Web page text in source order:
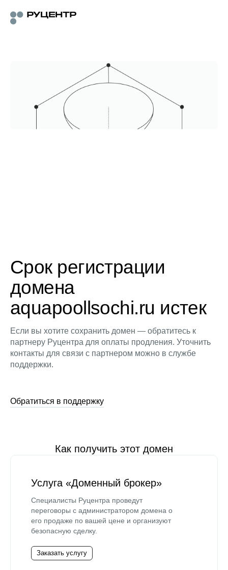
Срок регистрации
домена
aquapoollsochi.ru истек
Если вы хотите сохранить домен — обратитесь к
партнеру Руцентра для оплаты продления. Уточнить
контакты для связи с партнером можно в службе
поддержки.
Обратиться в поддержку
Как получить этот домен
Услуга «Доменный брокер»
Специалисты Руцентра проведут
переговоры с администратором домена о
его продаже по вашей цене и организуют
безопасную сделку.
Заказать услугу